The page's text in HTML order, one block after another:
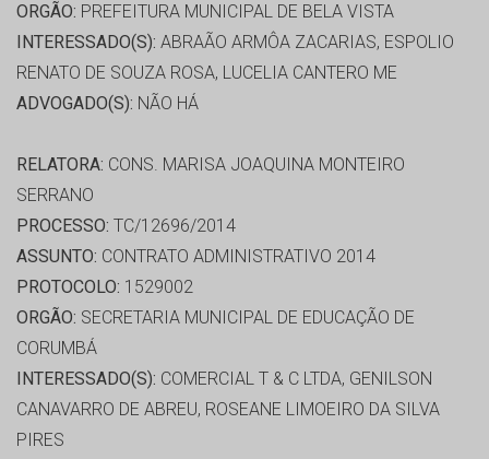
ORGÃO: PREFEITURA MUNICIPAL DE BELA VISTA
INTERESSADO(S): ABRAÃO ARMÔA ZACARIAS, ESPOLIO
RENATO DE SOUZA ROSA, LUCELIA CANTERO ME
ADVOGADO(S): NÃO HÁ
RELATORA: CONS. MARISA JOAQUINA MONTEIRO
SERRANO
PROCESSO: TC/12696/2014
ASSUNTO: CONTRATO ADMINISTRATIVO 2014
PROTOCOLO: 1529002
ORGÃO: SECRETARIA MUNICIPAL DE EDUCAÇÃO DE
CORUMBÁ
INTERESSADO(S): COMERCIAL T & C LTDA, GENILSON
CANAVARRO DE ABREU, ROSEANE LIMOEIRO DA SILVA
PIRES